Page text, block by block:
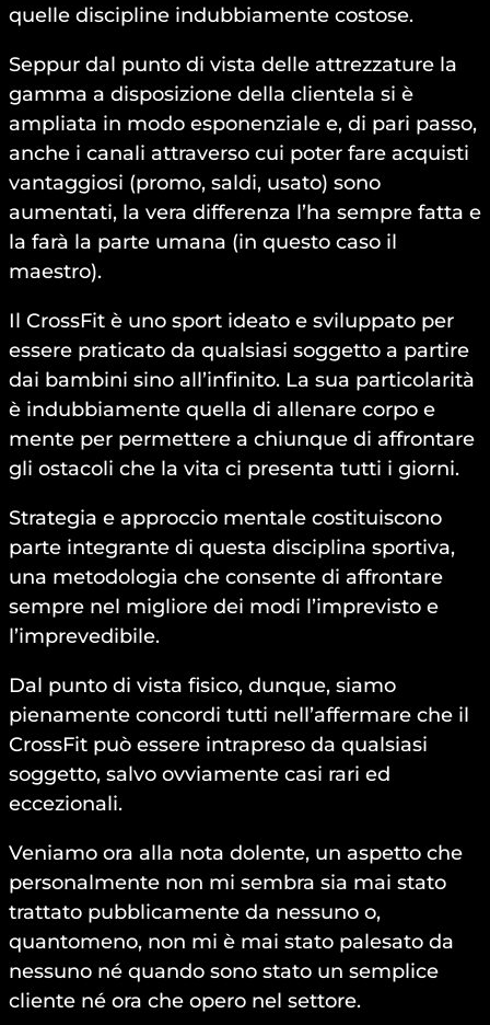
quelle discipline indubbiamente costose.
Seppur dal punto di vista delle attrezzature la
gamma a disposizione della clientela si è
ampliata in modo esponenziale e, di pari passo,
anche i canali attraverso cui poter fare acquisti
vantaggiosi (promo, saldi, usato) sono
aumentati, la vera differenza l’ha sempre fatta e
la farà la parte umana (in questo caso il
maestro).
Il CrossFit è uno sport ideato e sviluppato per
essere praticato da qualsiasi soggetto a partire
dai bambini sino all’infinito. La sua particolarità
è indubbiamente quella di allenare corpo e
mente per permettere a chiunque di affrontare
gli ostacoli che la vita ci presenta tutti i giorni.
Strategia e approccio mentale costituiscono
parte integrante di questa disciplina sportiva,
una metodologia che consente di affrontare
sempre nel migliore dei modi l’imprevisto e
l’imprevedibile.
Dal punto di vista fisico, dunque, siamo
pienamente concordi tutti nell’affermare che il
CrossFit può essere intrapreso da qualsiasi
soggetto, salvo ovviamente casi rari ed
eccezionali.
Veniamo ora alla nota dolente, un aspetto che
personalmente non mi sembra sia mai stato
trattato pubblicamente da nessuno o,
quantomeno, non mi è mai stato palesato da
nessuno né quando sono stato un semplice
cliente né ora che opero nel settore.